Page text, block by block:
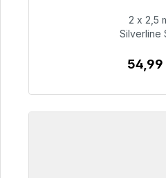
2 x 2,5
Silverline